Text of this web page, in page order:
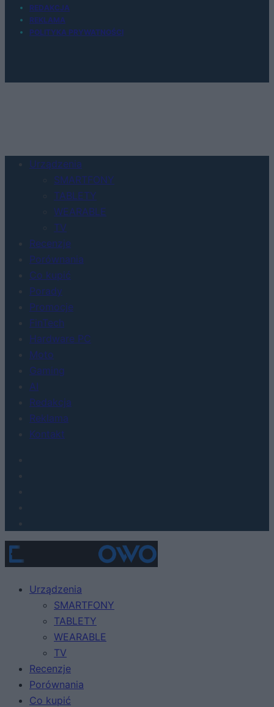
REDAKCJA
REKLAMA
POLITYKA PRYWATNOŚCI
Urządzenia
SMARTFONY
TABLETY
WEARABLE
TV
Recenzje
Porównania
Co kupić
Porady
Promocje
FinTech
Hardware PC
Moto
Gaming
AI
Redakcja
Reklama
Kontakt
Urządzenia
SMARTFONY
TABLETY
WEARABLE
TV
Recenzje
Porównania
Co kupić